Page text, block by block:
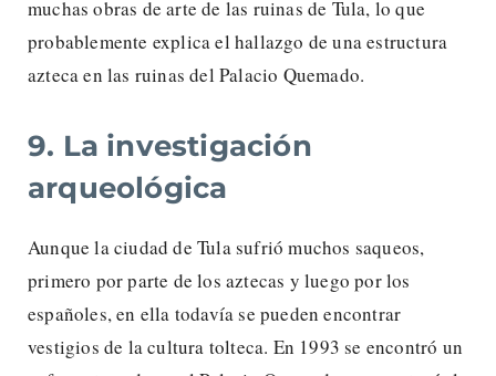
muchas obras de arte de las ruinas de Tula, lo que
probablemente explica el hallazgo de una estructura
azteca en las ruinas del Palacio Quemado.
9. La investigación
arqueológica
Aunque la ciudad de Tula sufrió muchos saqueos,
primero por parte de los aztecas y luego por los
españoles, en ella todavía se pueden encontrar
vestigios de la cultura tolteca. En 1993 se encontró un